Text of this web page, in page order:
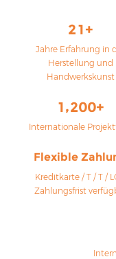
21+
Jahre Erfahrung in
Herstellung und
Handwerkskunst
1,200+
Internationale
Flexible
Kreditkarte / T / T / LC
Zahlungsfrist